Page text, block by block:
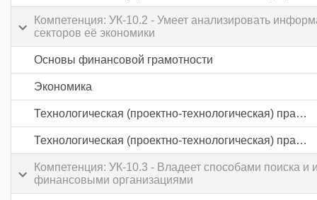
Компетенция: УК-10.2 - Умеет анализировать
секторов её экономики
Основы финансовой грамотности
Экономика
Технологическая (проектно-технологическая) практика
Технологическая (проектно-технологическая) практика
Компетенция: УК-10.3 - Владеет способами поиска
финансовыми организациями